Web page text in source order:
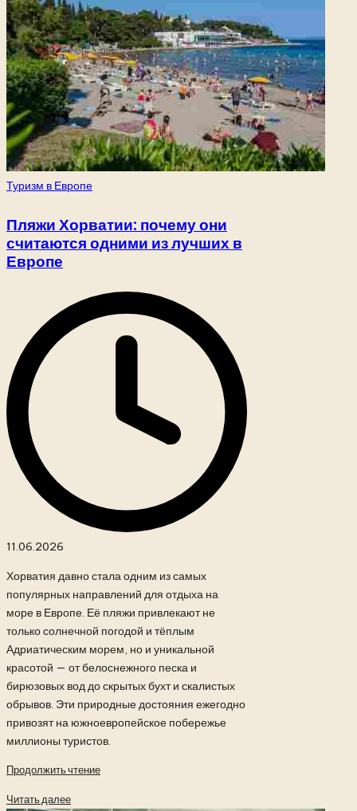
Опубликовано
Туризм в Европе
Пляжи Хорватии: почему они
считаются одними из лучших в
Европе
11.06.2026
Хорватия давно стала одним из самых
популярных направлений для отдыха на
море в Европе. Её пляжи привлекают не
только солнечной погодой и тёплым
Адриатическим морем, но и уникальной
красотой — от белоснежного песка и
бирюзовых вод до скрытых бухт и скалистых
обрывов. Эти природные достояния ежегодно
привозят на южноевропейское побережье
миллионы туристов.
Продолжить чтение
Читать далее